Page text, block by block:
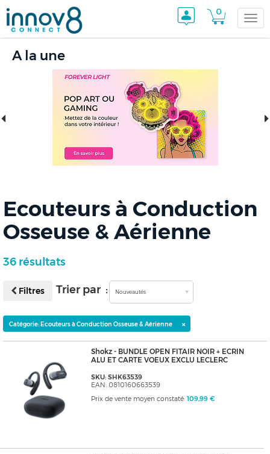
0
A la une
Ecouteurs à Conduction
Osseuse & Aérienne
36 résultats
Filtres Trier par : Nouveautés
Catégorie: Ecouteurs à Conduction Osseuse & Aérienne ×
Shokz - BUNDLE OPEN FITAIR NOIR + ECRIN
ALU ET CARTE VOEUX EXCLU LECLERC
SKU: SHK63539
EAN: 0810160663539
Prix de vente moyen constaté: 109,99 €